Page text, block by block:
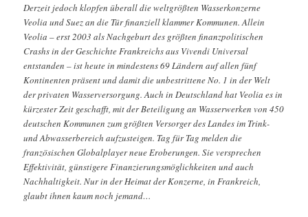
Derzeit jedoch klopfen überall die weltgrößten Wasserkonzerne
Veolia und Suez an die Tür finanziell klammer Kommunen. Allein
Veolia – erst 2003 als Nachgeburt des größten finanzpolitischen
Crashs in der Geschichte Frankreichs aus Vivendi Universal
entstanden – ist heute in mindestens 69 Ländern auf allen fünf
Kontinenten präsent und damit die unbestrittene No. 1 in der Welt
der privaten Wasserversorgung. Auch in Deutschland hat Veolia es in
kürzester Zeit geschafft, mit der Beteiligung an Wasserwerken von 450
deutschen Kommunen zum größten Versorger des Landes im Trink-
und Abwasserbereich aufzusteigen. Tag für Tag melden die
französischen Globalplayer neue Eroberungen. Sie versprechen
Effektivität, günstigere Finanzierungsmöglichkeiten und auch
Nachhaltigkeit. Nur in der Heimat der Konzerne, in Frankreich,
glaubt ihnen kaum noch jemand…